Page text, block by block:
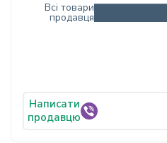
Написати
продавцю
Всі товари
продавця